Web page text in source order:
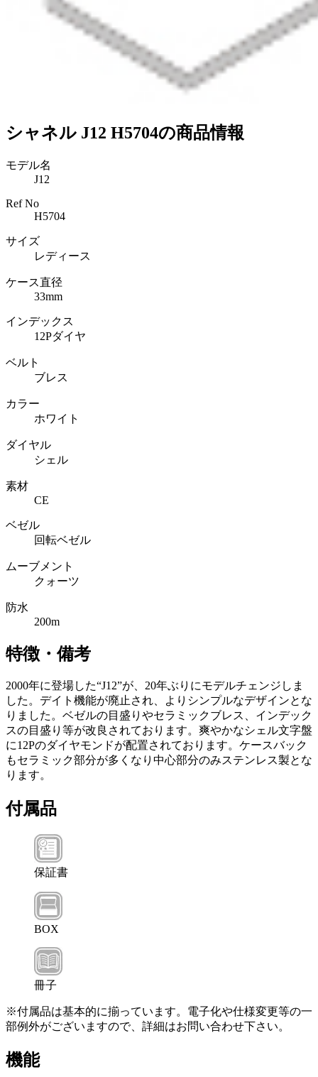
シャネル J12 H5704の商品情報
モデル名
J12
Ref No
H5704
サイズ
レディース
ケース直径
33mm
インデックス
12Pダイヤ
ベルト
ブレス
カラー
ホワイト
ダイヤル
シェル
素材
CE
ベゼル
回転ベゼル
ムーブメント
クォーツ
防水
200m
特徴・備考
2000年に登場した“J12”が、20年ぶりにモデルチェンジしま
した。デイト機能が廃止され、よりシンプルなデザインとな
りました。ベゼルの目盛りやセラミックブレス、インデック
スの目盛り等が改良されております。爽やかなシェル文字盤
に12Pのダイヤモンドが配置されております。ケースバック
もセラミック部分が多くなり中心部分のみステンレス製とな
ります。
付属品
保証書
BOX
冊子
※付属品は基本的に揃っています。電子化や仕様変更等の一
部例外がございますので、詳細はお問い合わせ下さい。
機能